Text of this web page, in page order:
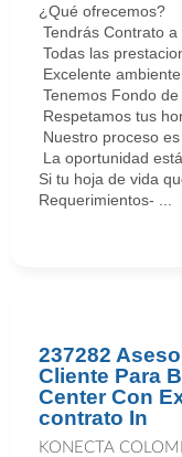
¿Qué ofrecemos?
Tendrás Contrato a
Todas las
Excelente
Tenemos Fondo
Respetamos tus
Nuestro proceso
La oportunidad
Si tu hoja de vida
Requerimientos- ...
237282
Cliente Para
Center Con
contrato In
KONECTA